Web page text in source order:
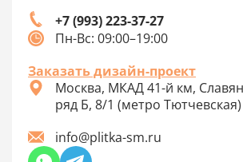
+7 (993) 223-37-27
Пн-Вс: 09:00–19:00
Заказать дизайн-проект
Москва, МКАД 41-й км,
ряд Б, 8/1 (метро Тютчевская)
info@plitka-sm.ru